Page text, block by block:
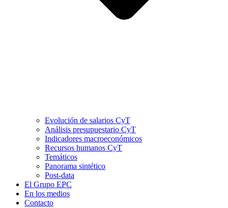
Evolución de salarios CyT
Análisis presupuestario CyT
Indicadores macroeconómicos
Recursos humanos CyT
Temáticos
Panorama sintético
Post-data
El Grupo EPC
En los medios
Contacto